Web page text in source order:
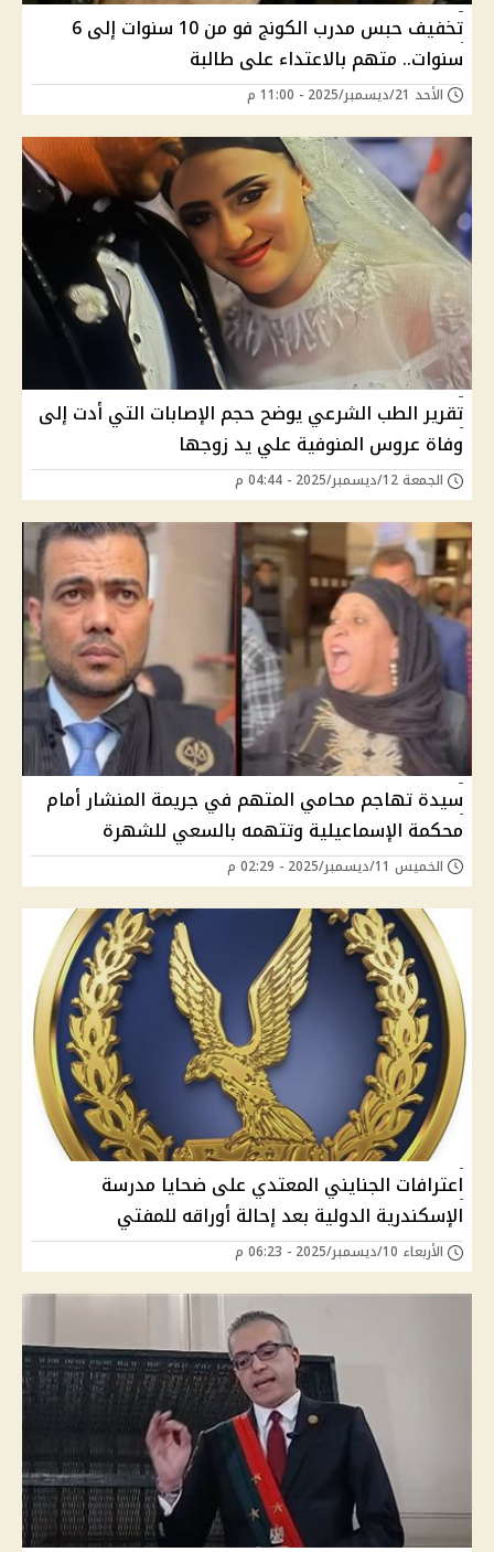
تخفيف حبس مدرب الكونج فو من 10 سنوات إلى 6
سنوات.. متهم بالاعتداء على طالبة
الأحد 21/ديسمبر/2025 - 11:00 م
تقرير الطب الشرعي يوضح حجم الإصابات التي أدت إلى
وفاة عروس المنوفية علي يد زوجها
الجمعة 12/ديسمبر/2025 - 04:44 م
سيدة تهاجم محامي المتهم في جريمة المنشار أمام
محكمة الإسماعيلية وتتهمه بالسعي للشهرة
الخميس 11/ديسمبر/2025 - 02:29 م
اعترافات الجنايني المعتدي على ضحايا مدرسة
الإسكندرية الدولية بعد إحالة أوراقه للمفتي
الأربعاء 10/ديسمبر/2025 - 06:23 م